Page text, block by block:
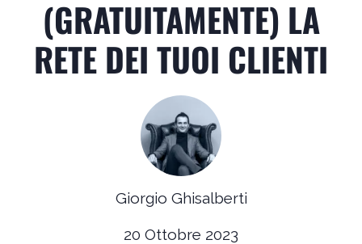
(GRATUITAMENTE) LA
RETE DEI TUOI CLIENTI
Giorgio Ghisalberti
20 Ottobre 2023